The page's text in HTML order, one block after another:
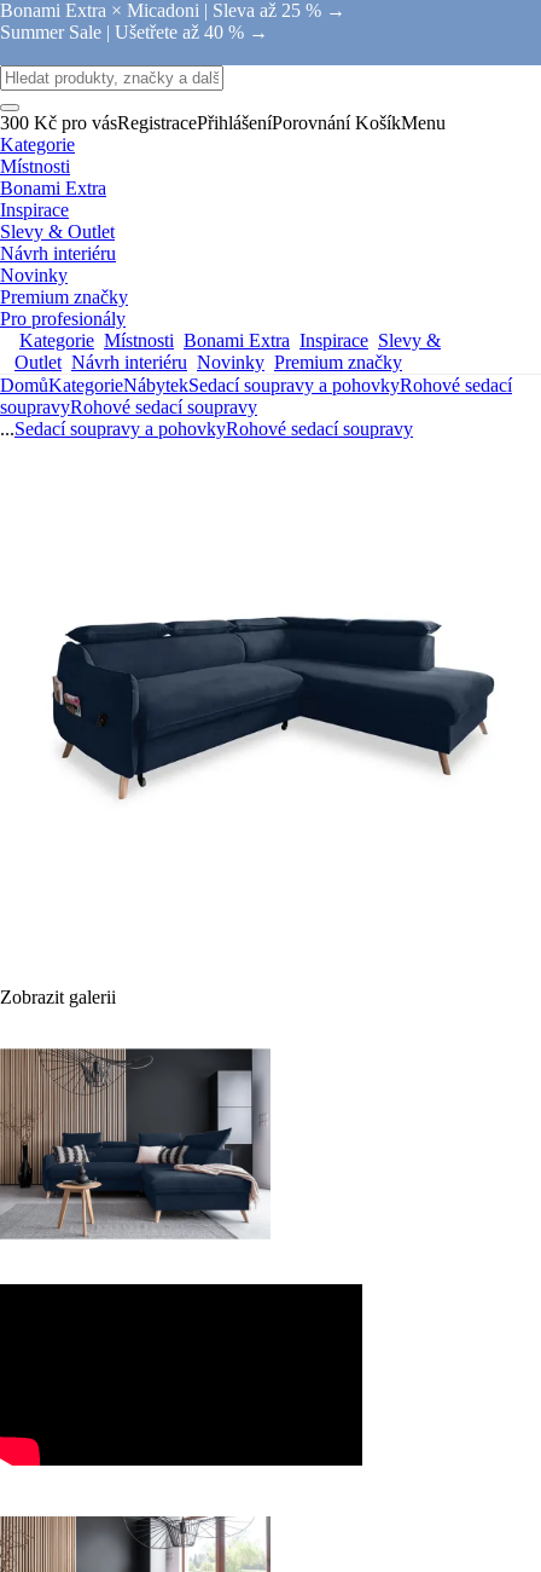
Bonami Extra × Micadoni | Sleva až 25 % →
Summer Sale | Ušetřete až 40 % →
300 Kč pro vásRegistracePřihlášeníPorovnání KošíkMenu
Kategorie
Místnosti
Bonami Extra
Inspirace
Slevy & Outlet
Návrh interiéru
Novinky
Premium značky
Pro profesionály
Kategorie Místnosti Bonami Extra Inspirace Slevy &
Outlet Návrh interiéru Novinky Premium značky
DomůKategorieNábytekSedací soupravy a pohovkyRohové sedací
soupravyRohové sedací soupravy
...Sedací soupravy a pohovkyRohové sedací soupravy
Zobrazit galerii